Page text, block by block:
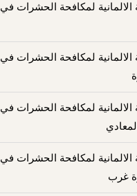
الالمانية لمكافحة الحشرات في
الالمانية لمكافحة الحشرات في
الالمانية لمكافحة الحشرات في
الالمانية لمكافحة الحشرات في
غرب